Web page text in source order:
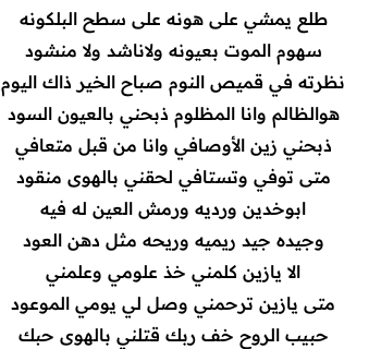
طلع يمشي على هونه على سطح البلكونه
سهوم الموت بعيونه ولاناشد ولا منشود
نظرته في قميص النوم صباح الخير ذاك اليوم
هوالظالم وانا المظلوم ذبحني بالعيون السود
ذبحني زين الأوصافي وانا من قبل متعافي
متى توفي وتستافي لحقني بالهوى منقود
ابوخدين ورديه ورمش العين له فيه
وجيده جيد ريميه وريحه مثل دهن العود
الا يازين كلمني خذ علومي وعلمني
متى يازين ترحمني وصل لي يومي الموعود
حبيب الروح خف ربك قتلني بالهوى حبك